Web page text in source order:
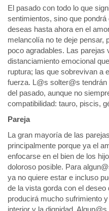
El pasado con todo lo que
sentimientos, sino que
deseas hasta ahora en el
melancolía no te deje pensar,
poco agradables. Las parejas
distanciamiento emocional
ruptura; las que sobrevivan a
fuerza. L@s solter@s
del pasado, aunque no
compatibilidad: tauro, piscis,
Pareja
La gran mayoría de las
principalmente porque ya el
enfocarse en el bien de los
doloroso posible. Para
ya no quiere estar e incluso
de la vista gorda con el
producirá mucho sufrimiento
interior y la dignidad.